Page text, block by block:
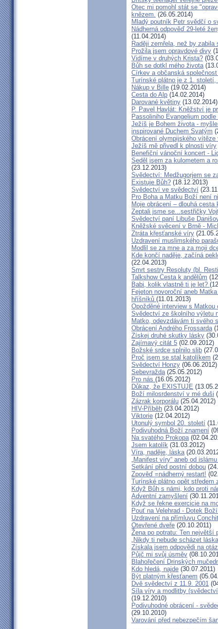
Otec mi pomohl stát se
knězem. (26.05.2014)
Mladý poutník Petr svědčí o
Nádherná odpověď 29-leté
(11.04.2014)
Raději zemřela, než by zabila
Prožila jsem opravdové divy
Vidíme v druhých Krista?
Bůh se dotkl mého života
Církev a občanská
Turínské plátno je z 1.
Nákup v Bille (19.02.2014)
Cesta do Alp (14.02.2014)
Darované květiny (13.02.2014)
P. Pavel Havlát: Kněžství je
Passoliniho Evangelium
Ježíš je Bohem života -
inspirované Duchem Svatým
Obrácení olympijského vítěze
Ježíš mě přivedl k plnosti víry
Benefiční vánoční koncert -
Seděl jsem za kulometem a
(23.12.2013)
Svědectví: Medžugorjem se
Existuje Bůh? (18.12.2013)
Svědectví ve svědectví
Pro Boha a Matku Boží není
Moje obrácení – dlouhá cesta
Zeptali jsme se...sestřičky
Svědectví paní Libuše
Kněžské svěcení v Brně -
Ztráta křesťanské víry
Uzdravení muslimského
Modlil se za mne a za moji
Kde končí naděje, začíná
(22.04.2013)
Smrt sestry Resoluty (bl.
Talkshow Cesta k andělům
Babi, kolik vlastně ti je let?
Fejeton novoroční aneb
hříšníků (11.01.2013)
Opožděné interview s
Svědectví ze školního výletu
Matko, odevzdávám ti svého
Obrácení Andrého Frossarda
Získej druhé skutky lásky
Zajímavý citát 5 (02.09.2012)
Božské srdce splnilo slib
Proč jsem se stal katolíkem
Svědectví Honzy (06.06.2012)
Sebevražda(25.05.2012)
Pro nás (16.05.2012)
Důkaz, že EXISTUJE
Boží milosrdenství v mé duši
Zázrak korporálu (25.04.2012)
HIV-Příběh (23.04.2012)
Viktorie (12.04.2012)
Utonulý symbol 20. století
Podivuhodná Boží znamení
Na svatého Prokopa
Jsem katolík (31.03.2012)
Víra, naděje, láska
„Manifest víry“ aneb od
Setkání před postní dobou
Zpověď =nádherný restart!
Turínské plátno opět středem
Když Bůh s námi, kdo proti
Adventní zamyšlení
Když se řekne exercicie na
Pouť na Velehrad - Dotek
Uzdravení na přímluvu
Otevřené dveře (20.10.2011)
Žena po potratu: Ten největší
„Nikdy ti nebude scházet
Získala jsem odpovědi na
Půjč mi svůj úsměv
Blahořečení Drinských
Kdo hledá, najde (30.07.2011)
Být platným křesťanem
Dvě svědectví z 11.9. 2001
Síla víry a modlitby
(19.12.2010)
Podivuhodné obrácení -
(29.10.2010)
Varování před nebezpečím